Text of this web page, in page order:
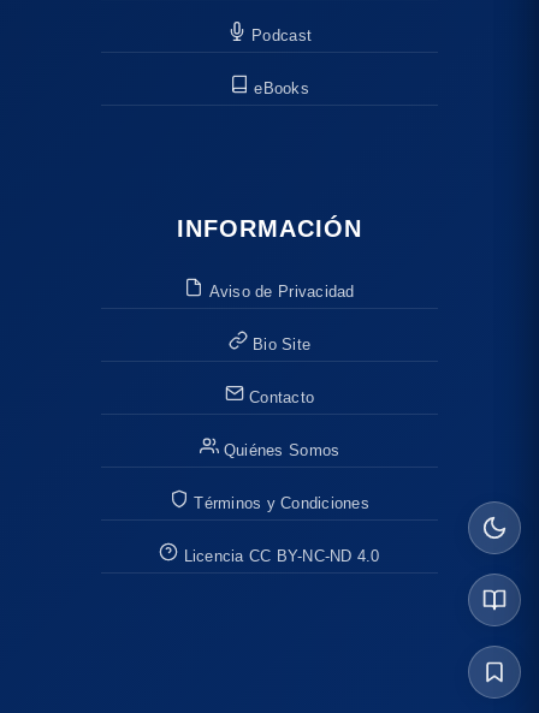
Podcast
eBooks
INFORMACIÓN
Aviso de Privacidad
Bio Site
Contacto
Quiénes Somos
Términos y Condiciones
Licencia CC BY-NC-ND 4.0